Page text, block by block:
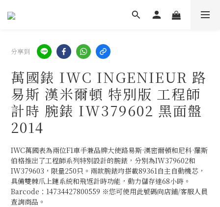
分享到
萬國錶 IWC INGENIEUR 路
易斯 漢米爾頓 特別版 工程師
計時 腕錶 IW379602 黑面盤
2014
IWC萬國表為兩位F1車手兼品牌大使路易斯·漢密爾頓和尼科·羅斯
伯格推出了工程師系列特別設計的腕錶，分別為IW379602和
IW379603，限量250只。兩款腕錶均搭載89361自主自動機芯，
具備雙棘爪上鏈系統和飛返計時功能，動力儲存達68小時。
Barcode：14734427800559 ※您可使用此號碼向店鋪/客服人員
查詢商品。